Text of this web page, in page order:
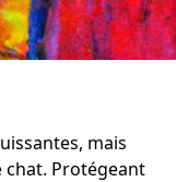
mais
chat. Protégeant